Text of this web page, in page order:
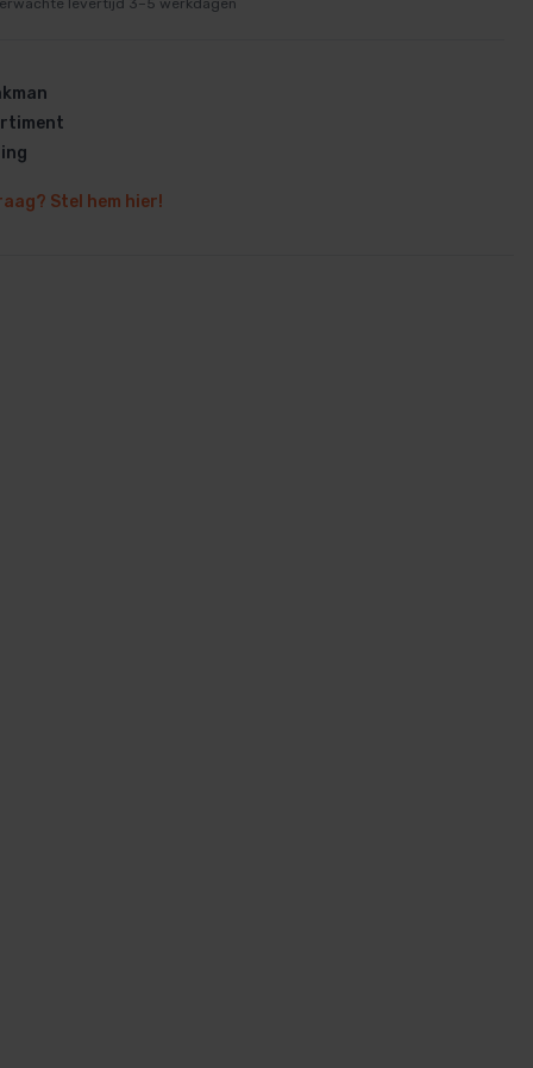
levertijd 3–5 werkdagen
Stel hem hier!